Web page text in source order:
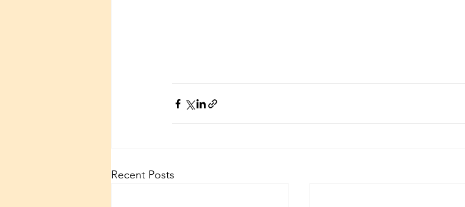
Recent Posts